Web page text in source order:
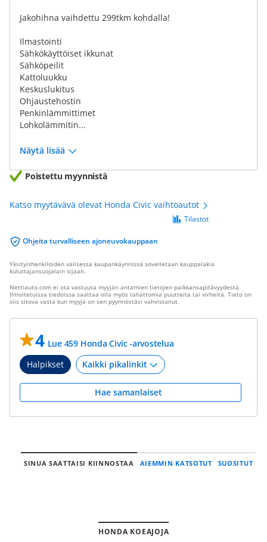
Jakohihna vaihdettu 299tkm kohdalla!
Ilmastointi
Sähkökäyttöiset ikkunat
Sähköpeilit
Kattoluukku
Keskuslukitus
Ohjaustehostin
Penkinlämmittimet
Lohkolämmitin...
Näytä lisää
Poistettu myynnistä
Katso myytävävä olevat Honda Civic vaihtoautot
Ohjeita turvalliseen ajoneuvokauppaan
Tilastot
Yksityishenkilöiden välisessä kaupankäynnissä sovelletaan kauppalakia
kuluttajansuojalain sijaan.
Nettiauto.com ei ota vastuuta myyjän antamien tietojen paikkansapitävyydestä.
Ilmoitetuissa tiedoissa saattaa olla myös tahattomia puutteita tai virheitä. Tieto on
siis sitova vasta kun myyjä on sen pyynnöstäsi vahvistanut.
4 Lue 459 Honda Civic -arvostelua
Halpikset
Hae samanlaiset
SINUA SAATTAISI KIINNOSTAA AIEMMIN KATSOTUT SUOSITUT
HONDA KOEAJOJA